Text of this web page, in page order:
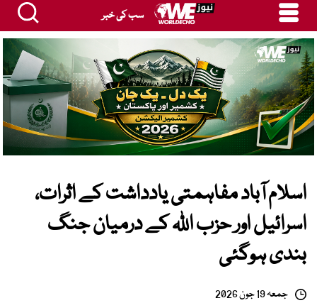
سب کی خبر
اسلام آباد مفاہمتی یادداشت کے اثرات،
اسرائیل اور حزب اللہ کے درمیان جنگ
بندی ہوگئی
جمعہ 19 جون 2026